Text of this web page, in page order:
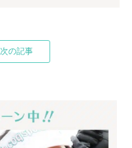
次の記事